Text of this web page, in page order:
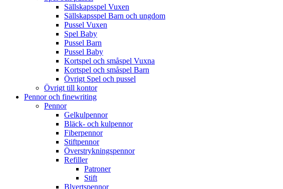
Sällskapsspel Vuxen
Sällskapsspel Barn och ungdom
Pussel Vuxen
Spel Baby
Pussel Barn
Pussel Baby
Kortspel och småspel Vuxna
Kortspel och småspel Barn
Övrigt Spel och pussel
Övrigt till kontor
Pennor och finewriting
Pennor
Gelkulpennor
Bläck- och kulpennor
Fiberpennor
Stiftpennor
Överstrykningspennor
Refiller
Patroner
Stift
Blyertspennor